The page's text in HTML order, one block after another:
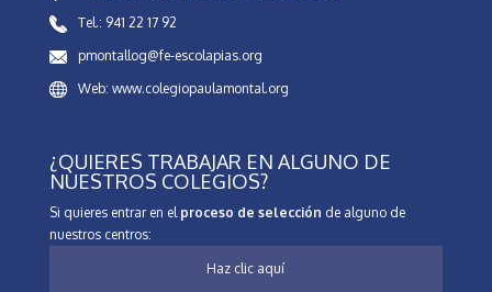
Tel.: 941 22 17 92
pmontallog@fe-escolapias.org
Web: www.colegiopaulamontal.org
¿QUIERES TRABAJAR EN ALGUNO DE
NUESTROS COLEGIOS?
Si quieres entrar en el proceso de selección de alguno de
nuestros centros:
Haz clic aquí